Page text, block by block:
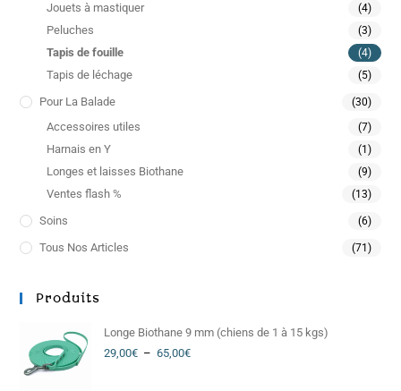
Jouets à mastiquer (4)
Peluches (3)
Tapis de fouille (4)
Tapis de léchage (5)
Pour La Balade (30)
Accessoires utiles (7)
Harnais en Y (1)
Longes et laisses Biothane (9)
Ventes flash % (13)
Soins (6)
Tous Nos Articles (71)
Produits
Longe Biothane 9 mm (chiens de 1 à 15 kgs)
29,00€ – 65,00€